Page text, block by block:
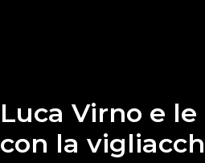
Luca Virno e
con la